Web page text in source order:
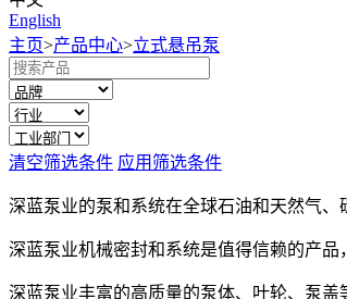
English
主页>产品中心>立式悬吊泵
清空筛选条件 应用筛选条件
深蓝泵业的泵和系统在全球石油和天然气、
深蓝泵业机械密封和系统是值得信赖的产品
深蓝泵业丰富的高质量的泵体、叶轮、泵盖